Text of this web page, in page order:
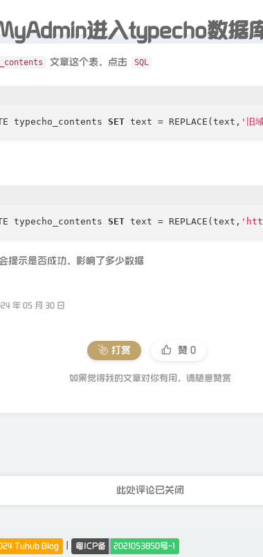
进入typecho数据
文章这个表，点击 SQL
typecho_contents SET text = REPLACE(text, '旧
typecho_contents SET text = REPLACE(text,
提示是否成功，影响了多少数据
年 05 月 30 日
打赏 赞 0
如果觉得我的文章对你有用，请随意赞赏
此处评论已关闭
Tuhub Blog 粤ICP备 2021053850号-1